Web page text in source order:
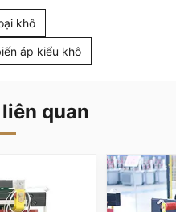
khô
áp kiểu khô
quan